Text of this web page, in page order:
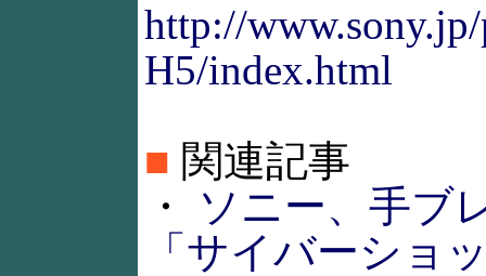
http://
H5/index.html
■ 関連記事
・
ソニー、手ブ
「サイバーショ